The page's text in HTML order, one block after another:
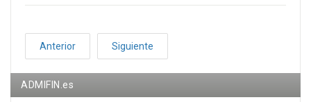
Anterior Siguiente
ADMIFIN.es